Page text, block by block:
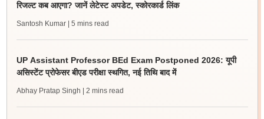
रिजल्ट कब आएगा? जानें लेटेस्ट अपडेट, स्कोरकार्ड लिंक
Santosh Kumar | 5 mins read
UP Assistant Professor BEd Exam Postponed 2026: यूपी
असिस्टेंट प्रोफेसर बीएड परीक्षा स्थगित, नई तिथि बाद में
Abhay Pratap Singh | 2 mins read